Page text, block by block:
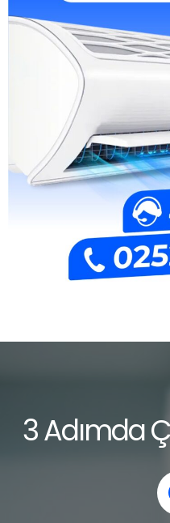
3 Adımda